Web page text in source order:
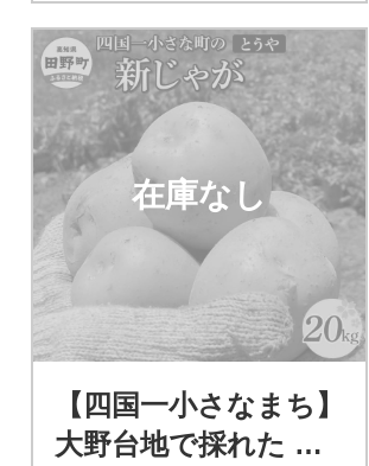
在庫なし
【四国一小さなまち】
大野台地で採れた 令